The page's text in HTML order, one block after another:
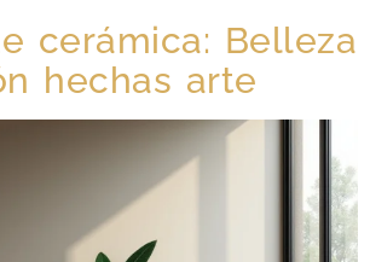
cerámica: Belleza
hechas arte